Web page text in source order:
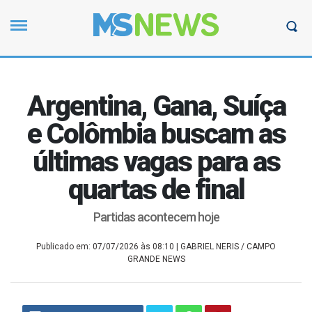
Argentina, Gana, Suíça
e Colômbia buscam as
últimas vagas para as
quartas de final
Partidas acontecem hoje
Publicado em: 07/07/2026 às 08:10
| GABRIEL NERIS / CAMPO
GRANDE NEWS